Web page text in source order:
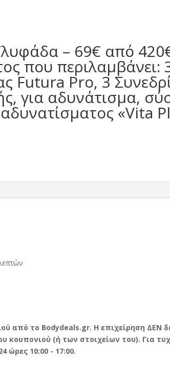
– 69€ από
που περιλαμβάνει:
Futura Pro, 3
για αδυνάτισμα,
«Vita
από το Bodydeals.gr. Η επιχείρηση ΔΕΝ
(ή των στοιχείων του). Για
ώρες 10:00 - 17:00.